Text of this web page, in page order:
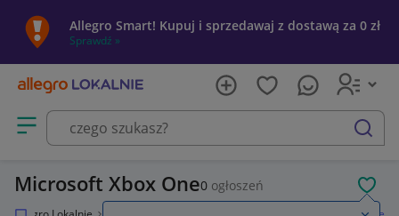
Allegro Smart! Kupuj i sprzedawaj z dostawą za 0 zł
Sprawdź »
Otwórz menu z kategoriami
szukaj
Microsoft Xbox One0 ogłoszeń